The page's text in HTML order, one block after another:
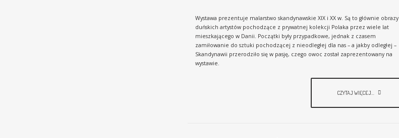
Wystawa prezentuje malarstwo skandynawskie XIX i XX w. Są to głównie obrazy
duńskich artystów pochodzące z prywatnej kolekcji Polaka przez wiele lat
mieszkającego w Danii. Początki były przypadkowe, jednak z czasem
zamiłowanie do sztuki pochodzącej z nieodległej dla nas – a jakby odległej –
Skandynawii przerodziło się w pasję, czego owoc został zaprezentowany na
wystawie.
CZYTAJ WIĘCEJ...